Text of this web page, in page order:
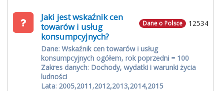
12534
Dane o Polsce
Jaki jest wskaźnik cen
towarów i usług
konsumpcyjnych?
Dane: Wskaźnik cen towarów i usług
konsumpcyjnych ogółem, rok poprzedni = 100
Zakres danych: Dochody, wydatki i warunki życia
ludności
Lata: 2005,2011,2012,2013,2014,2015